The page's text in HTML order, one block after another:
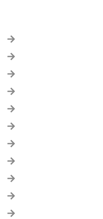
Inspireren en
Samenwerking en respect
Voorbeeldgedrag en